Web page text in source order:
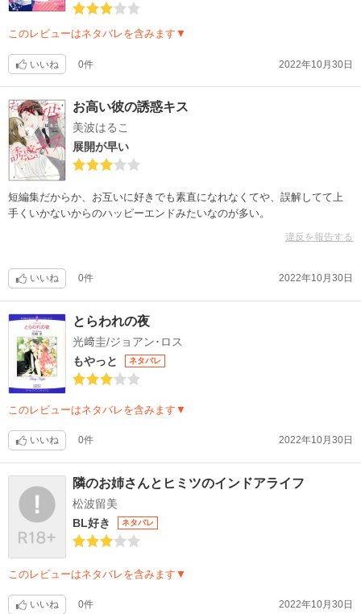
このレビューはネタバレを含みます▼
いいね 0件 2022年10月30日
お高い彼の誘惑キス
美波はるこ
展開が早い
短編集だからか、お互いに好きでも素直になれなくてや、誤解してて上
手くいかないからのハッピーエンドみたいなのが多い。
違反を報告する
いいね 0件 2022年10月30日
とらわれの夜
光﨑圭/ジョアン･ロス
もやっと
ネタバレ
このレビューはネタバレを含みます▼
いいね 0件 2022年10月30日
隣のお姉さんとヒミツのインドアライフ
松波留美
BL好き
ネタバレ
このレビューはネタバレを含みます▼
いいね 0件 2022年10月30日